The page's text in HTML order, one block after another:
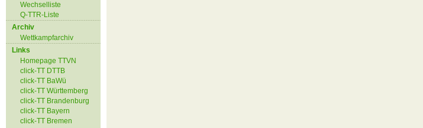
Wechselliste
Q-TTR-Liste
Archiv
Wettkampfarchiv
Links
Homepage TTVN
click-TT DTTB
click-TT BaWü
click-TT Württemberg
click-TT Brandenburg
click-TT Bayern
click-TT Bremen